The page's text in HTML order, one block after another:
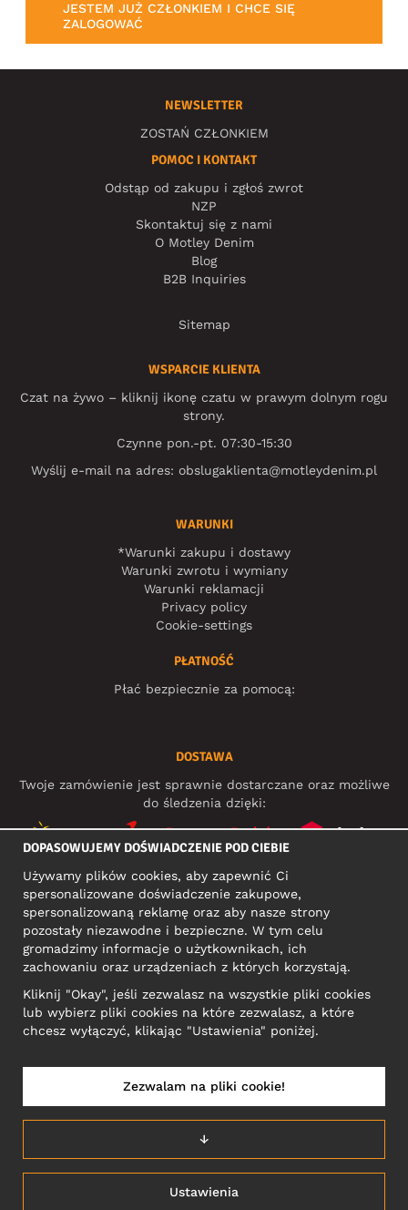
JESTEM JUŻ CZŁONKIEM I CHCE SIĘ
ZALOGOWAĆ
NEWSLETTER
ZOSTAŃ CZŁONKIEM
POMOC I KONTAKT
Odstąp od zakupu i zgłoś zwrot
NZP
Skontaktuj się z nami
O Motley Denim
Blog
B2B Inquiries
Sitemap
WSPARCIE KLIENTA
Czat na żywo – kliknij ikonę czatu w prawym dolnym rogu
strony.
Czynne pon.-pt. 07:30-15:30
Wyślij e-mail na adres: obslugaklienta@motleydenim.pl
WARUNKI
*Warunki zakupu i dostawy
Warunki zwrotu i wymiany
Warunki reklamacji
Privacy policy
Cookie-settings
PŁATNOŚĆ
Płać bezpiecznie za pomocą:
DOSTAWA
Twoje zamówienie jest sprawnie dostarczane oraz możliwe
do śledzenia dzięki:
MEDIA SPOŁECZNOŚCIOWE
ADRES KONTAKTOWY
Narva mnt 5, EE-10117 Tallinn
Reg: 12356245
POLSKA/POLSKI
DOPASOWUJEMY DOŚWIADCZENIE POD CIEBIE
Używamy plików cookies, aby zapewnić Ci
spersonalizowane doświadczenie zakupowe,
spersonalizowaną reklamę oraz aby nasze strony
pozostały niezawodne i bezpieczne. W tym celu
gromadzimy informacje o użytkownikach, ich
zachowaniu oraz urządzeniach z których korzystają.
Kliknij "Okay", jeśli zezwalasz na wszystkie pliki cookies
lub wybierz pliki cookies na które zezwalasz, a które
chcesz wyłączyć, klikając "Ustawienia" poniżej.
Ustawienia
↓
Zezwalam na pliki cookie!